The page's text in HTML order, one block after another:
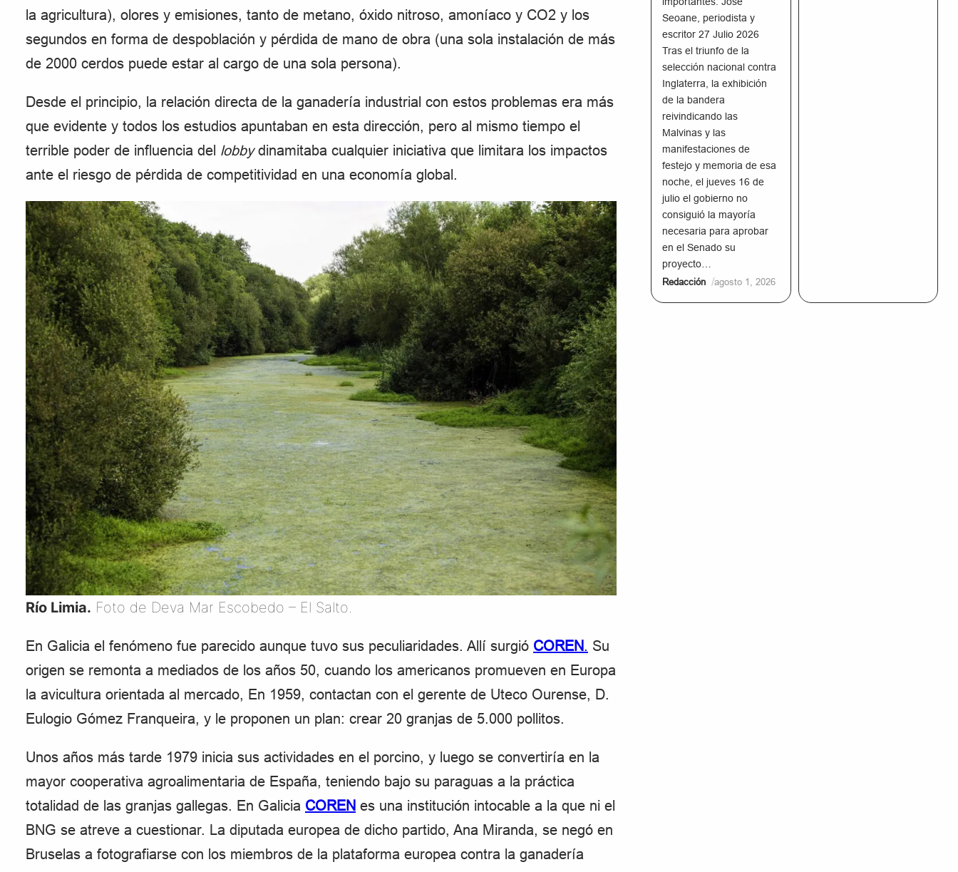
la agricultura), olores y emisiones, tanto de metano, óxido nitroso, amoníaco y CO2 y los
segundos en forma de despoblación y pérdida de mano de obra (una sola instalación de más
de 2000 cerdos puede estar al cargo de una sola persona).
Desde el principio, la relación directa de la ganadería industrial con estos problemas era más
que evidente y todos los estudios apuntaban en esta dirección, pero al mismo tiempo el
terrible poder de influencia del lobbydinamitaba cualquier iniciativa que limitara los impactos
ante el riesgo de pérdida de competitividad en una economía global.
Río Limia. Foto de Deva Mar Escobedo – El Salto.
En Galicia el fenómeno fue parecido aunque tuvo sus peculiaridades. Allí surgió COREN. Su
origen se remonta a mediados de los años 50, cuando los americanos promueven en Europa
la avicultura orientada al mercado, En 1959, contactan con el gerente de Uteco Ourense, D.
Eulogio Gómez Franqueira, y le proponen un plan: crear 20 granjas de 5.000 pollitos.
Unos años más tarde 1979 inicia sus actividades en el porcino, y luego se convertiría en la
mayor cooperativa agroalimentaria de España, teniendo bajo su paraguas a la práctica
totalidad de las granjas gallegas. En Galicia COREN es una institución intocable a la que ni el
BNG se atreve a cuestionar. La diputada europea de dicho partido, Ana Miranda, se negó en
Bruselas a fotografiarse con los miembros de la plataforma europea contra la ganadería
Seoane, periodista y
escritor 27 Julio 2026
Tras el triunfo de la
selección nacional contra
Inglaterra, la exhibición
de la bandera
reivindicando las
Malvinas y las
manifestaciones de
festejo y memoria de esa
noche, el jueves 16 de
julio el gobierno no
consiguió la mayoría
necesaria para aprobar
en el Senado su
proyecto…
Redacción /agosto 1, 2026